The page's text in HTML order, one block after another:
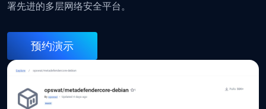
署先进的多层网络安全平台。
预约演示